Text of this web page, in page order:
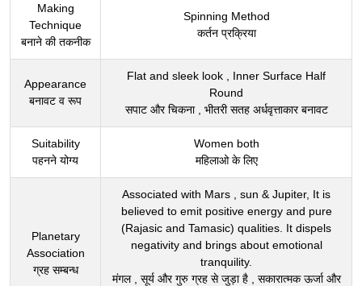
Making
Technique
बनाने की तकनीक
Spinning Method
कर्तन प्रक्रिया
Appearance
बनावट व रूप
Flat and sleek look , Inner Surface Half
Round
सपाट और चिकना , भीतरी सतह अर्धवृत्ताकार बनावट
Suitability
पहनने योग्य
Women both
महिलाओ के लिए
Planetary
Association
ग्रह सम्बन्ध
Associated with Mars , sun & Jupiter, It is
believed to emit positive energy and pure
(Rajasic and Tamasic) qualities. It dispels
negativity and brings about emotional
tranquility.
मंगल , सूर्य और गुरु ग्रह से जुड़ा है , सकारात्मक ऊर्जा और